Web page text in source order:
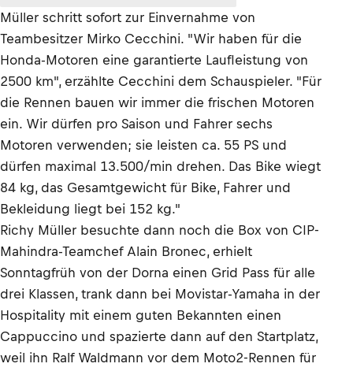
Müller schritt sofort zur Einvernahme von
Teambesitzer Mirko Cecchini. "Wir haben für die
Honda-Motoren eine garantierte Laufleistung von
2500 km", erzählte Cecchini dem Schauspieler. "Für
die Rennen bauen wir immer die frischen Motoren
ein. Wir dürfen pro Saison und Fahrer sechs
Motoren verwenden; sie leisten ca. 55 PS und
dürfen maximal 13.500/min drehen. Das Bike wiegt
84 kg, das Gesamtgewicht für Bike, Fahrer und
Bekleidung liegt bei 152 kg."
Richy Müller besuchte dann noch die Box von CIP-
Mahindra-Teamchef Alain Bronec, erhielt
Sonntagfrüh von der Dorna einen Grid Pass für alle
drei Klassen, trank dann bei Movistar-Yamaha in der
Hospitality mit einem guten Bekannten einen
Cappuccino und spazierte dann auf den Startplatz,
weil ihn Ralf Waldmann vor dem Moto2-Rennen für